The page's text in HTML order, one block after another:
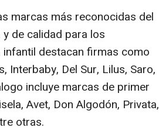
marcas más reconocidas del
de calidad para los
destacan firmas como
Interbaby, Del Sur, Lilus, Saro,
incluye marcas de primer
Avet, Don Algodón, Privata,
otras.